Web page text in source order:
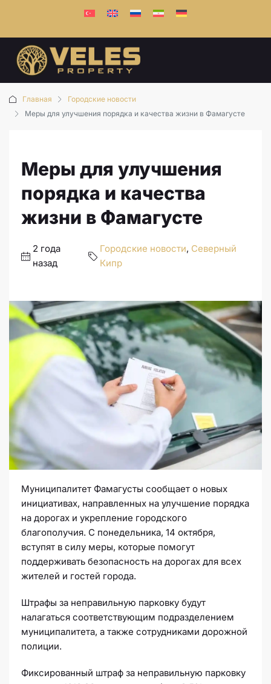
Главная
Городские новости
Меры для улучшения порядка и качества жизни в Фамагусте
Меры для улучшения
порядка и качества
жизни в Фамагусте
2 года
назад
Городские новости, Северный
Кипр
Муниципалитет Фамагусты сообщает о новых
инициативах, направленных на улучшение порядка
на дорогах и укрепление городского
благополучия. С понедельника, 14 октября,
вступят в силу меры, которые помогут
поддерживать безопасность на дорогах для всех
жителей и гостей города.
Штрафы за неправильную парковку будут
налагаться соответствующим подразделением
муниципалитета, а также сотрудниками дорожной
полиции.
Фиксированный штраф за неправильную парковку